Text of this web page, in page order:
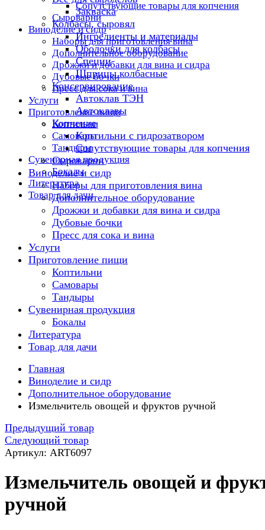
Сопутствующие товары для копчения
Сыроварни
Виноделие и сидр
Наборы для приготовления вина
Дополнительное оборудование
Дрожжи и добавки для вина и сидра
Дубовые бочки
Пресс для сока и вина
Услуги
Приготовление пищи
Коптильни
Самовары
Тандыры
Сувенирная продукция
Бокалы
Литература
Товар для дачи
Закваска
Колбасы, сыровял
Ингредиенты и материалы
Оболочки для колбасы
Специи
Шприцы колбасные
Консервирование
Автоклав ТЭН
Автоклавы
Копчение
Коптильни с гидрозатвором
Сопутствующие товары для копчения
Сыроварни
Виноделие и сидр
Наборы для приготовления вина
Дополнительное оборудование
Дрожжи и добавки для вина и сидра
Дубовые бочки
Пресс для сока и вина
Услуги
Приготовление пищи
Коптильни
Самовары
Тандыры
Сувенирная продукция
Бокалы
Литература
Товар для дачи
Главная
Виноделие и сидр
Дополнительное оборудование
Измельчитель овощей и фруктов ручной
Предыдущий товар
Следующий товар
Артикул: ART6097
Измельчитель овощей и
ручной